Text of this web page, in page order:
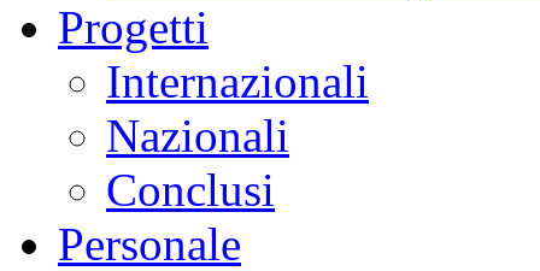
Progetti
Internazionali
Nazionali
Conclusi
Personale